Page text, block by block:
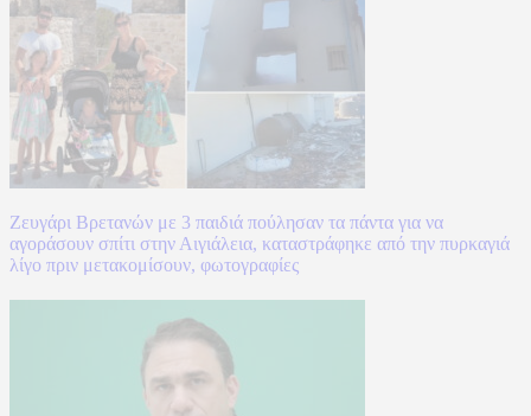
Ζευγάρι Βρετανών με 3 παιδιά πούλησαν τα πάντα για να
αγοράσουν σπίτι στην Αιγιάλεια, καταστράφηκε από την πυρκαγιά
λίγο πριν μετακομίσουν, φωτογραφίες